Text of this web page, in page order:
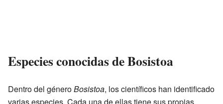
Especies conocidas de Bosistoa
Dentro del géneroBosistoa, los científicos han identificado
varias especies. Cada una de ellas tiene sus propias